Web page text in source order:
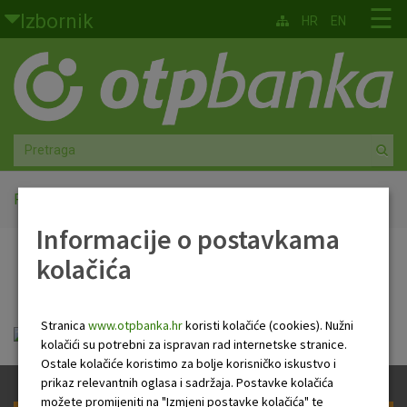
Skoči na glavni sadržaj
Izbornik
Građani
Privatno bankarstvo
Agro
Mala poduzeća i obrtnici
Srednja i velika poduzeća
Faktoring
O nama
☰
HR EN
Početna
PB Newsletter
HR Newsletter 20 02 2020 .pdf
Informacije o postavkama
kolačića
Stranica www.otpbanka.hrkoristi kolačiće (cookies). Nužni
kolačići su potrebni za ispravan rad internetske stranice.
Ostale kolačiće koristimo za bolje korisničko iskustvo i
prikaz relevantnih oglasa i sadržaja. Postavke kolačića
možete promijeniti na "Izmjeni postavke kolačića" te